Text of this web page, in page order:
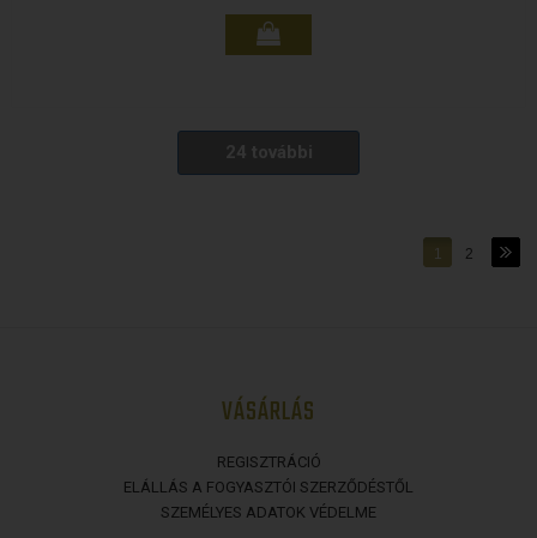
24 további
1 2
VÁSÁRLÁS
REGISZTRÁCIÓ
ELÁLLÁS A FOGYASZTÓI SZERZŐDÉSTŐL
SZEMÉLYES ADATOK VÉDELME